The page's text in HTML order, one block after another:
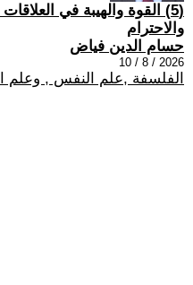
(5) القوة والهيبة في
والاحترام
حسام الدين فياض
2026 / 8 / 10
الفلسفة ,علم النفس , وعلم